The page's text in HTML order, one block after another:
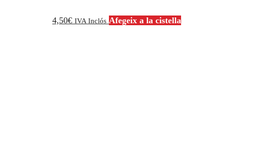
4,50€ IVA Inclós Afegeix a la cistella